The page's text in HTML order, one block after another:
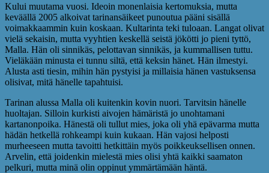
Kului muutama vuosi. Ideoin monenlaisia kertomuksia, mutta
keväällä 2005 alkoivat tarinansäikeet punoutua pääni sisällä
voimakkaammin kuin koskaan. Kultarinta teki tuloaan. Langat olivat
vielä sekaisin, mutta vyyhtien keskellä seistä jökötti jo pieni tyttö,
Malla. Hän oli sinnikäs, pelottavan sinnikäs, ja kummallisen tuttu.
Vieläkään minusta ei tunnu siltä, että keksin hänet. Hän ilmestyi.
Alusta asti tiesin, mihin hän pystyisi ja millaisia hänen vastuksensa
olisivat, mitä hänelle tapahtuisi.
Tarinan alussa Malla oli kuitenkin kovin nuori. Tarvitsin hänelle
huoltajan. Silloin kurkisti aivojen hämäristä jo unohtamani
kartanonpoika. Hänestä oli tullut mies, joka oli yhä epävarma mutta
hädän hetkellä rohkeampi kuin kukaan. Hän vajosi helposti
murheeseen mutta tavoitti hetkittäin myös poikkeuksellisen onnen.
Arvelin, että joidenkin mielestä mies olisi yhtä kaikki saamaton
pelkuri, mutta minä olin oppinut ymmärtämään häntä.